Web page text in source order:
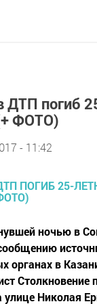
ДТП погиб
ФОТО)
- 11:42
ночью в
органах в
Столкновение
Николая